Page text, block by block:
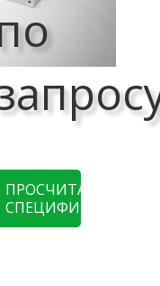
ПРОСЧИТАТЬ
СПЕЦИФИКАЦИЮ